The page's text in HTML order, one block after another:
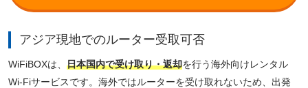
アジア現地でのルーター受取可否
WiFiBOXは、 日本国内で受け取り・返却を行う海外向けレンタル
Wi-Fiサービスです。海外ではルーターを受け取れないため、出発